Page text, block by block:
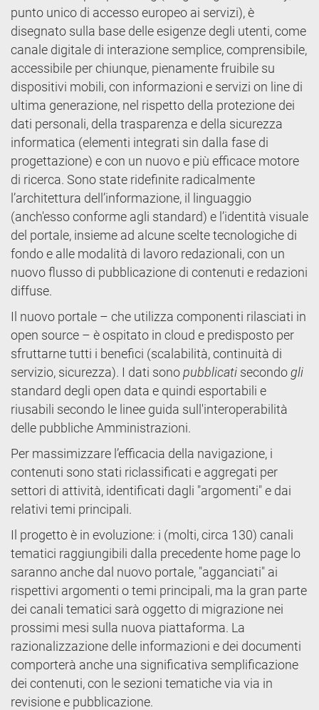
punto unico di accesso europeo ai servizi), è
disegnato sulla base delle esigenze degli utenti, come
canale digitale di interazione semplice, comprensibile,
accessibile per chiunque, pienamente fruibile su
dispositivi mobili, con informazioni e servizi on line di
ultima generazione, nel rispetto della protezione dei
dati personali, della trasparenza e della sicurezza
informatica (elementi integrati sin dalla fase di
progettazione) e con un nuovo e più efficace motore
di ricerca. Sono state ridefinite radicalmente
l’architettura dell’informazione, il linguaggio
(anch'esso conforme agli standard) e l’identità visuale
del portale, insieme ad alcune scelte tecnologiche di
fondo e alle modalità di lavoro redazionali, con un
nuovo flusso di pubblicazione di contenuti e redazioni
diffuse.
Il nuovo portale – che utilizza componenti rilasciati in
open source – è ospitato in cloud e predisposto per
sfruttarne tutti i benefici (scalabilità, continuità di
servizio, sicurezza). I dati sonopubblicati secondogli
standard degli open data e quindi esportabili e
riusabili secondo le linee guida sull'interoperabilità
delle pubbliche Amministrazioni.
Per massimizzare l’efficacia della navigazione, i
contenuti sono stati riclassificati e aggregati per
settori di attività, identificati dagli "argomenti" e dai
relativi temi principali.
Il progetto è in evoluzione: i (molti, circa 130) canali
tematici raggiungibili dalla precedente home page lo
saranno anche dal nuovo portale, "agganciati" ai
rispettivi argomenti o temi principali, ma la gran parte
dei canali tematici sarà oggetto di migrazione nei
prossimi mesi sulla nuova piattaforma. La
razionalizzazione delle informazioni e dei documenti
comporterà anche una significativa semplificazione
dei contenuti, con le sezioni tematiche via via in
revisione e pubblicazione.